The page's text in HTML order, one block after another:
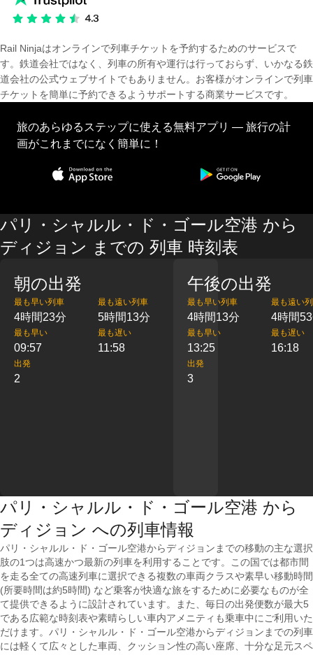
Rail Ninjaはオンラインで列車チケットを予約するためのサービスで
す。鉄道会社ではなく、列車の所有や運行は行っておらず、いかなる鉄
道会社の公式ウェブサイトでもありません。お客様がオンラインで列車
チケットを簡単に予約できるようサポートする商業サービスです。
旅のあらゆるステップに使える無料アプリ — 旅行の計
画がこれまでになく簡単に！
パリ・シャルル・ド・ゴール空港 から
ディジョン までの 列車 時刻表
朝の出発
最も早い列車
4時間23分
最も遠い列車
5時間13分
最も早い
09:57
最も遅い
11:58
出発
2
午後の出発
最も早い列車
4時間13分
最も遠い
4時間
最も早い
13:25
最も遅い
16:18
出発
3
パリ・シャルル・ド・ゴール空港 から
ディジョン への列車情報
パリ・シャルル・ド・ゴール空港からディジョンまでの移動の主な選択
肢の1つは高速かつ最新の列車を利用することです。この国では都市間
を走る全ての高速列車に選択できる複数の車両クラスや素早い移動時間
(所要時間は約5時間) など乗客が快適な旅をするために必要なものが全
て提供できるように設計されています。また、毎日の出発便数が最大5
である広範な時刻表や素晴らしい車内アメニティも乗車中にご利用いた
だけます。パリ・シャルル・ド・ゴール空港からディジョンまでの列車
には軽くて広々とした車両、クッション性の高い座席、十分な足元スペ